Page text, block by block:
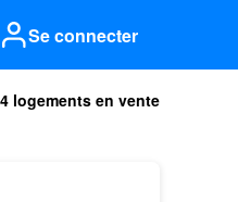
Se connecter
logements en vente